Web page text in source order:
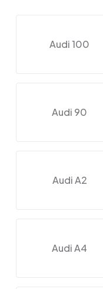
Audi 100
Audi 90
Audi A2
Audi A4